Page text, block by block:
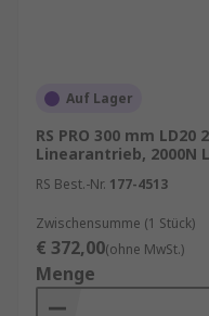
Auf Lager
RS PRO 300 mm
Linearantrieb, 2000N
RS Best.-Nr. 177-4513
Zwischensumme (1 Stück)
€ 372,00(ohne MwSt.)
Menge